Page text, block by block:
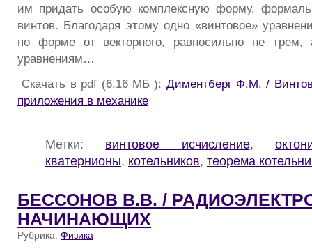
им придать особую комплексную форму,
винтов. Благодаря этому одно «винтовое»
по форме от векторного, равносильно не
уравнениям…
Скачать в pdf (6,16 МБ ): Диментберг Ф.М. /
приложения в механике
Метки: винтовое исчисление,
кватернионы, котельников, теорема
БЕССОНОВ В.В. /
НАЧИНАЮЩИХ
Рубрика: Физика